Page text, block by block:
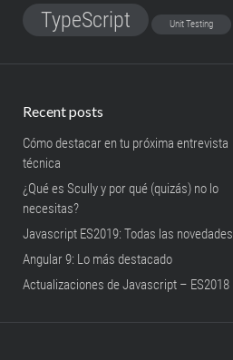
TypeScript Unit Testing
Recent posts
Cómo destacar en tu próxima entrevista
técnica
¿Qué es Scully y por qué (quizás) no lo
necesitas?
Javascript ES2019: Todas las novedades
Angular 9: Lo más destacado
Actualizaciones de Javascript – ES2018